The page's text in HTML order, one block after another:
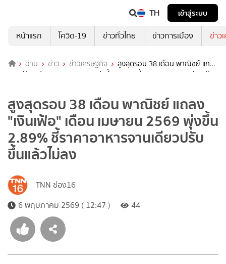
TH
เข้าสู่ระบบ
หน้าแรก
โควิด-19 ข่าวทั่วไทย ข่าวการเมือง ข่าว
อ่าน ข่าว ข่าวเศรษฐกิจ
สูงสุดรอบ 38 เดือน พาณิชย์ แถลง
"เงินเฟ้อ" เดือน เมษายน 2569 พุ่งขึ้น 2.89% ชี้ราคาอาหารจานเดียวปรับ
สูงสุดรอบ 38 เดือน พาณิชย์ แถลง
"เงินเฟ้อ" เดือน เมษายน 2569 พุ่งขึ้น
2.89% ชี้ราคาอาหารจานเดียวปรับ
ขึ้นแล้วไม่ลง
TNN ช่อง16
6 พฤษภาคม 2569 ( 12:47 )
44